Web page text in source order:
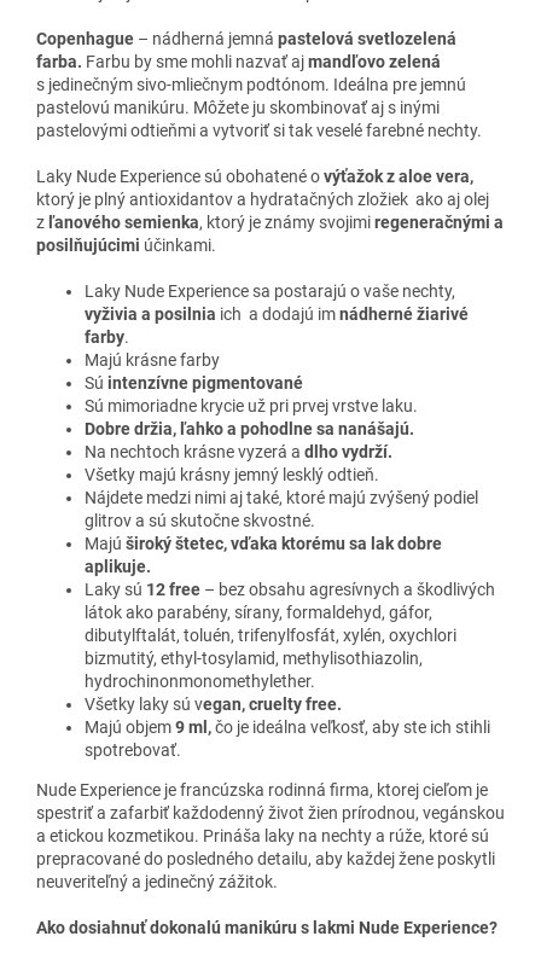
bambusových vlákien a z 30% z bio-bavlny. Jemne
pokožku dočistia, odstraňujú všetky zostávajúce
nečistoty a zanechávajú vašu pleť sviežu a žiariacu. Sú
mimoriadne jemné a pri čistení šetrné, pokožku
Copenhague – nádherná jemná pastelová svetlozelená
farba. Farbu by sme mohli nazvať ajmandľovo zelená
s jedinečným sivo-mliečnym podtónom. Ideálna pre jemnú
pastelovú manikúru. Môžete ju skombinovať aj s inými
pastelovými odtieňmi a vytvoriť si tak veselé farebné nechty.
Laky Nude Experience sú obohatené ovýťažok z aloe vera,
ktorý je plný antioxidantov a hydratačných zložiek ako aj olej
z ľanového semienka, ktorý je známy svojimiregeneračnými a
posilňujúcimi účinkami.
Laky Nude Experience sa postarajú o vaše nechty,
vyživia a posilnia ich a dodajú imnádherné žiarivé
farby.
Majú krásne farby
Sú intenzívne pigmentované
Sú mimoriadne krycie už pri prvej vrstve laku.
Dobre držia, ľahko a pohodlne sa nanášajú.
Na nechtoch krásne vyzerá a dlho vydrží.
Všetky majú krásny jemný lesklý odtieň.
Nájdete medzi nimi aj také, ktoré majú zvýšený podiel
glitrov a sú skutočne skvostné.
Majú široký štetec, vďaka ktorému sa lak dobre
aplikuje.
Laky sú 12 free – bez obsahu agresívnych a škodlivých
látok ako parabény, sírany, formaldehyd, gáfor,
dibutylftalát, toluén, trifenylfosfát, xylén, oxychlori
bizmutitý, ethyl-tosylamid, methylisothiazolin,
hydrochinonmonomethylether.
Všetky laky sú vegan, cruelty free.
Majú objem9 ml,čo je ideálna veľkosť, aby ste ich stihli
spotrebovať.
Nude Experience je francúzska rodinná firma, ktorej cieľom je
spestriť a zafarbiť každodenný život žien prírodnou, vegánskou
a etickou kozmetikou. Prináša laky na nechty a rúže, ktoré sú
prepracované do posledného detailu, aby každej žene poskytli
neuveriteľný a jedinečný zážitok.
Ako dosiahnuť dokonalú manikúru s lakmi Nude Experience?